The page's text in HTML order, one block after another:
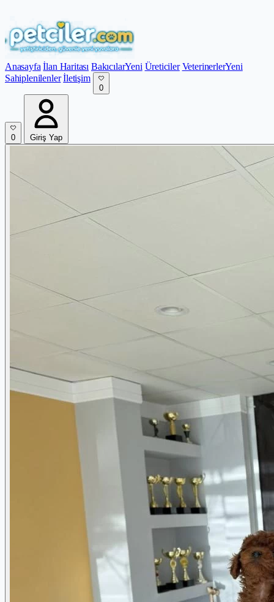
Anasayfa İlan Haritası BakıcılarYeni Üreticiler VeterinerlerYeni
Sahiplenilenler İletişim
0
0 Giriş Yap